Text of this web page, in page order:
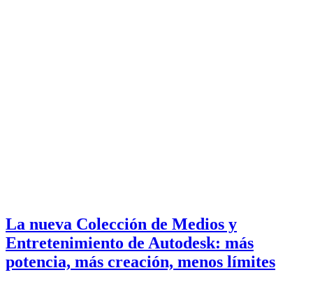
La nueva Colección de Medios y
Entretenimiento de Autodesk: más
potencia, más creación, menos límites